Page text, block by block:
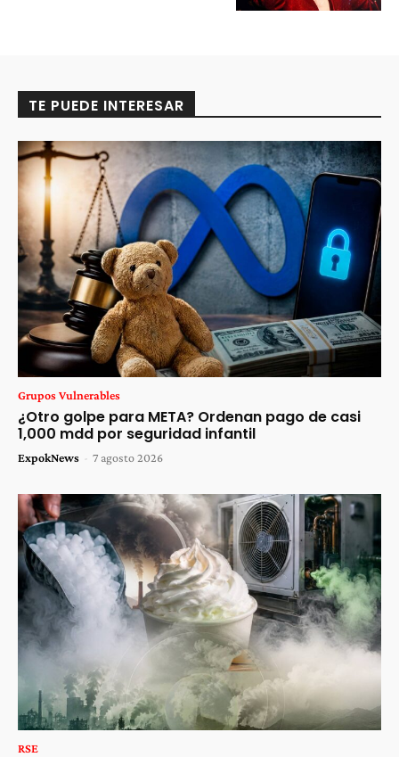
TE PUEDE INTERESAR
Grupos Vulnerables
¿Otro golpe para META? Ordenan pago de casi
1,000 mdd por seguridad infantil
ExpokNews - 7 agosto 2026
RSE